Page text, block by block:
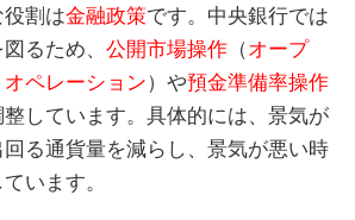
割は金融政策です。中央銀行では
るため、 公開市場操作（オープ
ペレーション）や預金準備率操作
しています。具体的には、景気が
る通貨量を減らし、景気が悪い時
います。